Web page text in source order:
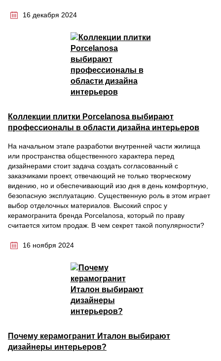
16 декабря 2024
Коллекции плитки Porcelanosa выбирают
профессионалы в области дизайна интерьеров
На начальном этапе разработки внутренней части жилища
или пространства общественного характера перед
дизайнерами стоит задача создать согласованный с
заказчиками проект, отвечающий не только творческому
видению, но и обеспечивающий изо дня в день комфортную,
безопасную эксплуатацию. Существенную роль в этом играет
выбор отделочных материалов. Высокий спрос у
керамогранита бренда Porcelanosa, который по праву
считается хитом продаж. В чем секрет такой популярности?
16 ноября 2024
Почему керамогранит Италон выбирают
дизайнеры интерьеров?